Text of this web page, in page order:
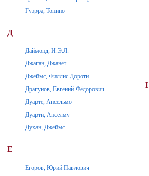
Гуэрра, Тонино
Д
Даймонд, И.Э.Л.
Джаган, Джанет
Джеймс, Филлис Дороти
Драгунов, Евгений Фёдорович
Дуарте, Ансельмо
Дуарти, Анселму
Духан, Джеймс
Е
Егоров, Юрий Павлович